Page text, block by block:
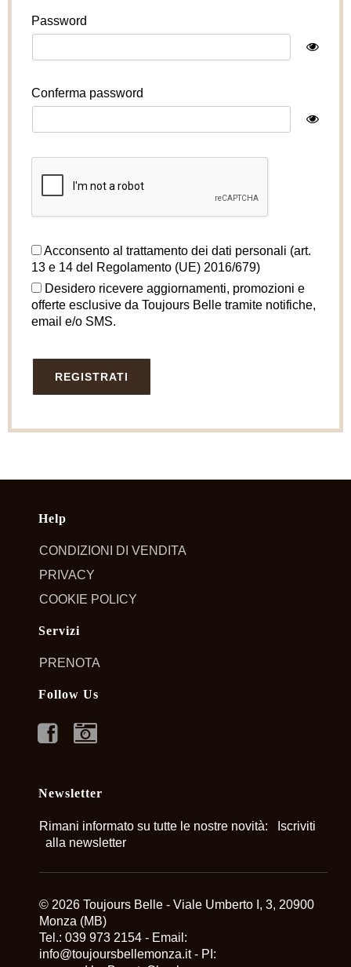
Password
Conferma password
Acconsento al trattamento dei dati personali (art.
13 e 14 del Regolamento (UE) 2016/679)
Desidero ricevere aggiornamenti, promozioni e
offerte esclusive da Toujours Belle tramite notifiche,
email e/o SMS.
Help
CONDIZIONI DI VENDITA
PRIVACY
COOKIE POLICY
Servizi
PRENOTA
Follow Us
Newsletter
Rimani informato su tutte le nostre novità:
Iscriviti
alla newsletter
© 2026 Toujours Belle - Viale Umberto I, 3, 20900
Monza (MB)
Tel.: 039 973 2154 - Email:
info@toujoursbellemonza.it- PI: